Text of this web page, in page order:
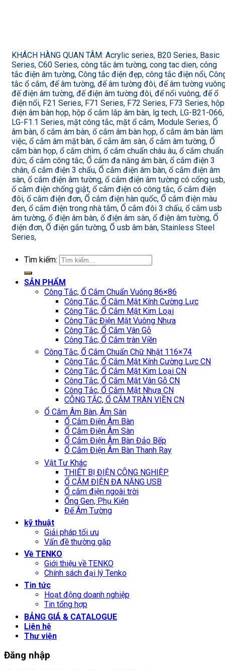
KHÁCH HÀNG QUAN TÂM: Acrylic series, B20 Series, Basic
Series, C60 Series, công tắc âm tường, cong tac dien, công
tắc điện âm tường, Công tắc điện đẹp, công tắc điện nổi,
tắc ổ cắm, đế âm tường, đế âm tường đôi, đế âm tường
đế điện âm tường, đế điện âm tường đôi, đế nổi vuông, đế ổ
điện nổi, F21 Series, F71 Series, F72 Series, F73 Series, hộp
điện âm bàn họp, hộp ổ cắm lắp âm bàn, lg tech, LG-B21-066,
LG-F1.1 Series, mặt công tắc, mặt ổ cắm, Module Series, Ổ
âm bàn, ổ cắm âm bàn, ổ cắm âm bàn họp, ổ cắm âm bàn làm
việc, ổ cắm âm mặt bàn, ổ cắm âm sàn, ổ cắm âm tường, Ổ
cắm bàn họp, ổ cắm chìm, ổ cắm chuẩn châu âu, ổ cắm chuẩn
đức, ổ cắm công tắc, Ổ cắm đa năng âm bàn, ổ cắm điện 3
chân, ổ cắm điện 3 chấu, Ổ cắm điện âm bàn, ổ cắm điện âm
sàn, ổ cắm điện âm tường, ổ cắm điện âm tường có cổng usb,
ổ cắm điện chống giật, ổ cắm điện có công tắc, ổ cắm điện
đôi, ổ cắm điện đơn, Ổ cắm điện hàn quốc, Ổ cắm điện màu
đen, ổ cắm điện trong nhà tắm, Ổ cắm đôi 3 chấu, ổ cắm usb
âm tường, ổ điện âm bàn, ổ điện âm sàn, ổ điện âm tường, Ổ
điện đơn, Ổ điện gắn tường, Ổ usb âm bàn, Stainless Steel
Series,
Tìm kiếm:
SẢN PHẨM
Công Tắc, Ổ Cắm Chuẩn Vuông 86×86
Công Tắc, Ổ Cắm Mặt Kính Cường Lực
Công Tắc, Ổ Cắm Mặt Kim Loại
Công Tắc Điện Mặt Vuông Nhựa
Công Tắc, Ổ Cắm Vân Gỗ
Công Tắc, Ổ Cắm tràn Viền
Công Tắc, Ổ Cắm Chuẩn Chữ Nhật 116×74
Công Tắc, Ổ Cắm Mặt Kính Cường Lực CN
Công Tắc, Ổ Cắm Mặt Kim Loại CN
Công Tắc, Ổ Cắm Mặt Vân Gỗ CN
Công Tắc, Ổ Cắm Mặt Nhựa CN
CÔNG TẮC, Ổ CẮM TRÀN VIỀN CN
Ổ Cắm Âm Bàn, Âm Sàn
Ổ Cắm Điện Âm Bàn
Ổ Cắm Điện Âm Sàn
Ổ Cắm Điện Âm Bàn Đảo Bếp
Ổ Cắm Điện Âm Bàn Thanh Ray
Vật Tư Khác
THIẾT BỊ ĐIỆN CÔNG NGHIỆP
Ổ CẮM ĐIỆN ĐA NĂNG USB
Ổ cắm điện ngoài trời
Ống Gen, Phụ Kiện
Đế Âm Tường
kỹ thuật
Giải pháp tối ưu
Vấn đề thường gặp
Về TENKO
Giới thiệu về TENKO
Chính sách đại lý Tenko
Tin tức
Hoạt động doanh nghiệp
Tin tổng hợp
BẢNG GIÁ & CATALOGUE
Liên hệ
Thư viện
Đăng nhập